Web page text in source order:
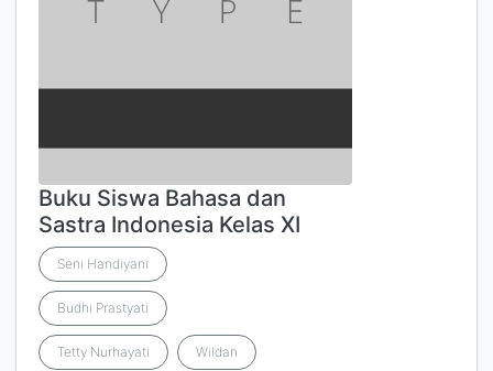
Buku Siswa Bahasa dan
Sastra Indonesia Kelas XI
Seni Handiyani
Budhi Prastyati
Tetty Nurhayati Wildan